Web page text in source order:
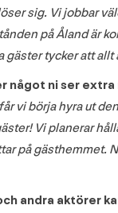
sig. Vi jobbar
på Åland är
gäster tycker att allt
något ni ser
vi börja hyra ut
Vi planerar
på gästhemmet.
andra aktörer